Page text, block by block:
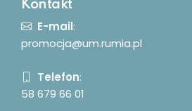
Kontakt
E-mail:
promocja@um.rumia.pl
Telefon:
58 679 66 01